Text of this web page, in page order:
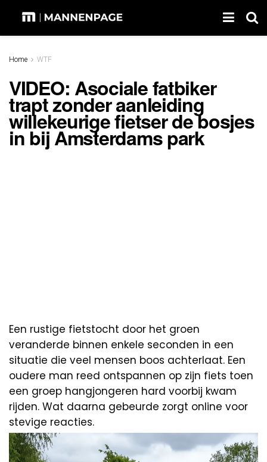
Home WTF
VIDEO: Asociale fatbiker
trapt zonder aanleiding
willekeurige fietser de bosjes
in bij Amsterdams park
Een rustige fietstocht door het groen
veranderde binnen enkele seconden in een
situatie die veel mensen boos achterlaat. Een
oudere man reed ontspannen op zijn fiets toen
een groep hangjongeren hard voorbij kwam
rijden. Wat daarna gebeurde zorgt online voor
stevige reacties.